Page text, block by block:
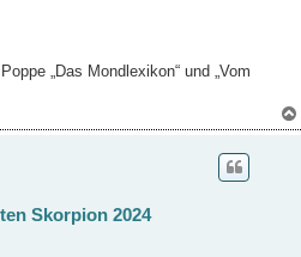
„Das Mondlexikon“ und „Vom
Skorpion 2024